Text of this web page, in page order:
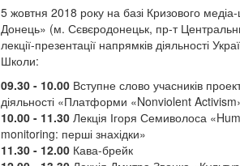
5 жовтня 2018 року на базі Кризового
Донець» (м. Сєвєродонецьк, пр-т
лекції-презентації напрямків діяльності
Школи:
09.30 - 10.00Вступне слово учасників
діяльності «Платформи «Nonviolent
10.00 - 11.30Лекція Ігоря Семиволоса
monitoring: перші знахідки»
11.30 - 12.00Кава-брейк